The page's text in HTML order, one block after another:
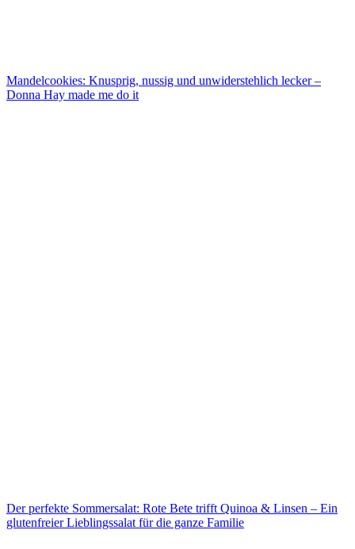
Mandelcookies: Knusprig, nussig und unwiderstehlich lecker –
Donna Hay made me do it
Der perfekte Sommersalat: Rote Bete trifft Quinoa & Linsen – Ein
glutenfreier Lieblingssalat für die ganze Familie